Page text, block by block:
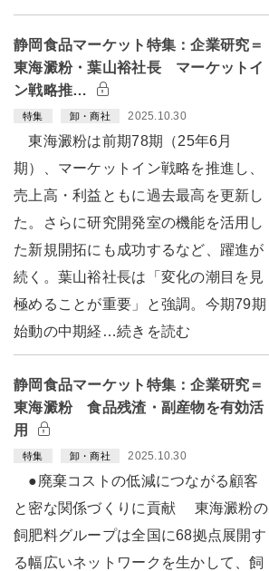
静岡食品マーケット特集：企業研究＝
東海澱粉・葉山裕社長 マーケットイ
ン戦略推…
特集 卸・商社 2025.10.30
東海澱粉は前期78期（25年6月
期）、マーケットイン戦略を推進し、
売上高・利益ともに過去最高を更新し
た。さらに研究開発室の機能を活用し
た新規開拓にも成功するなど、躍進が
続く。葉山裕社長は「変化の潮目を見
極めることが重要」と強調。今期79期
始動の中期経…続きを読む
静岡食品マーケット特集：企業研究＝
東海澱粉 食品残渣・副産物を有効活
用
特集 卸・商社 2025.10.30
●廃棄コストの低減につながる顧客
と密な関係づくりに貢献 東海澱粉の
飼肥料グループは全国に68拠点展開す
る幅広いネットワークを生かして、飼